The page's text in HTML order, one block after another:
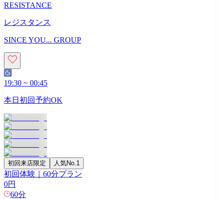
RESISTANCE
レジスタンス
SINCE YOU... GROUP
19:30 ~ 00:45
本日初回予約OK
初回来店限定 人気No.1
初回体験｜60分プラン
0円
60分